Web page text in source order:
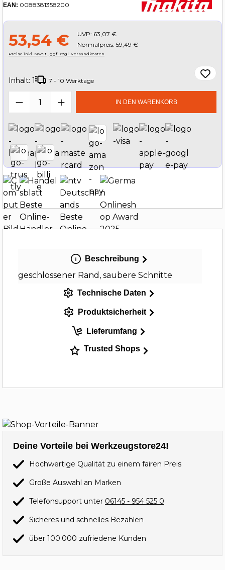
EAN: 0088381358200
53,54 € UVP: 63,07 €
Normalpreis: 59,49 €
Preise inkl. MwSt., ggf. zzgl. Versandkosten
Inhalt: 1 7 - 10 Werktage
Produkt Anzahl: Gib denIN DEN WARENKORB
Beschreibung
geschlossener Rand, saubere Schnitte
Technische Daten
Produktsicherheit
Lieferumfang
Trusted Shops
Deine Vorteile bei Werkzeugstore24!
Hochwertige Qualität zu einem fairen Preis
Große Auswahl an Marken
Telefonsupport unter 06145 - 954 525 0
Sicheres und schnelles Bezahlen
über 100.000 zufriedene Kunden